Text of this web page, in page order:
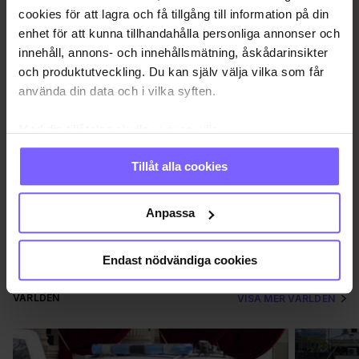
cookies för att lagra och få tillgång till information på din
enhet för att kunna tillhandahålla personliga annonser och
innehåll, annons- och innehållsmätning, åskådarinsikter
och produktutveckling. Du kan själv välja vilka som får
använda din data och i vilka syften.
Samla in information om din geografiska plats
som kan ha en noggrannhet på upp till flera meter
Identifiera din enhet genom att aktivt skanna den
för specifika kännetecken (fingeravtryck)
Ta reda på mer om hur dina personliga uppgifter
Du kan ändra eller dra tillbaka ditt samtycke när som
helst från cookie-förklaringen.
Vi använder enhetsidentifierare för att anpassa innehållet
och annonserna till användarna, tillhandahålla funktioner
Tillåt alla cookies
Anpassa
Endast nödvändiga cookies
Foto: Nito
Publicerad 2021-12-27
VÄRLDEN VISA MER VÄRLDEN